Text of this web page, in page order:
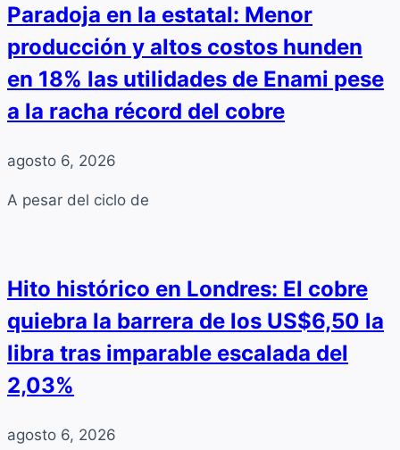
Paradoja en la estatal: Menor
producción y altos costos hunden
en 18% las utilidades de Enami pese
a la racha récord del cobre
agosto 6, 2026
A pesar del ciclo de
Hito histórico en Londres: El cobre
quiebra la barrera de los US$6,50 la
libra tras imparable escalada del
2,03%
agosto 6, 2026